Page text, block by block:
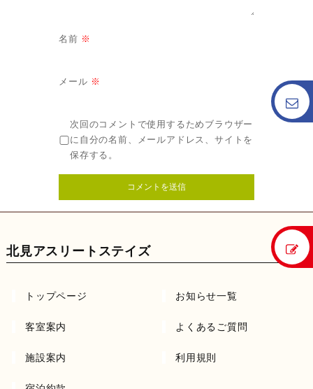
名前 ※
メール ※
次回のコメントで使用するためブラウザー
に自分の名前、メールアドレス、サイトを
保存する。
北見アスリートステイズ
トップページ お知らせ一覧
客室案内 よくあるご質問
施設案内 利用規則